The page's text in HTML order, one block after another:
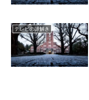
テレビの謎解き